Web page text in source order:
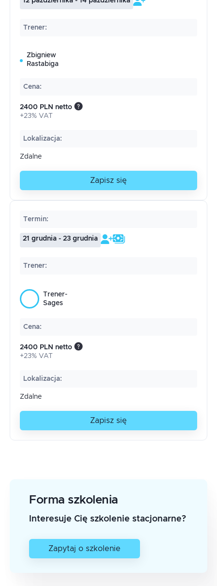
Trener:
Zbigniew
Rastabiga
Cena:
2400 PLN netto
+23% VAT
Lokalizacja:
Zdalne
Zapisz się
Termin:
21 grudnia - 23 grudnia
Trener:
Trener-
Sages
Cena:
2400 PLN netto
+23% VAT
Lokalizacja:
Zdalne
Zapisz się
Forma szkolenia
Interesuje Cię szkolenie stacjonarne?
Zapytaj o szkolenie